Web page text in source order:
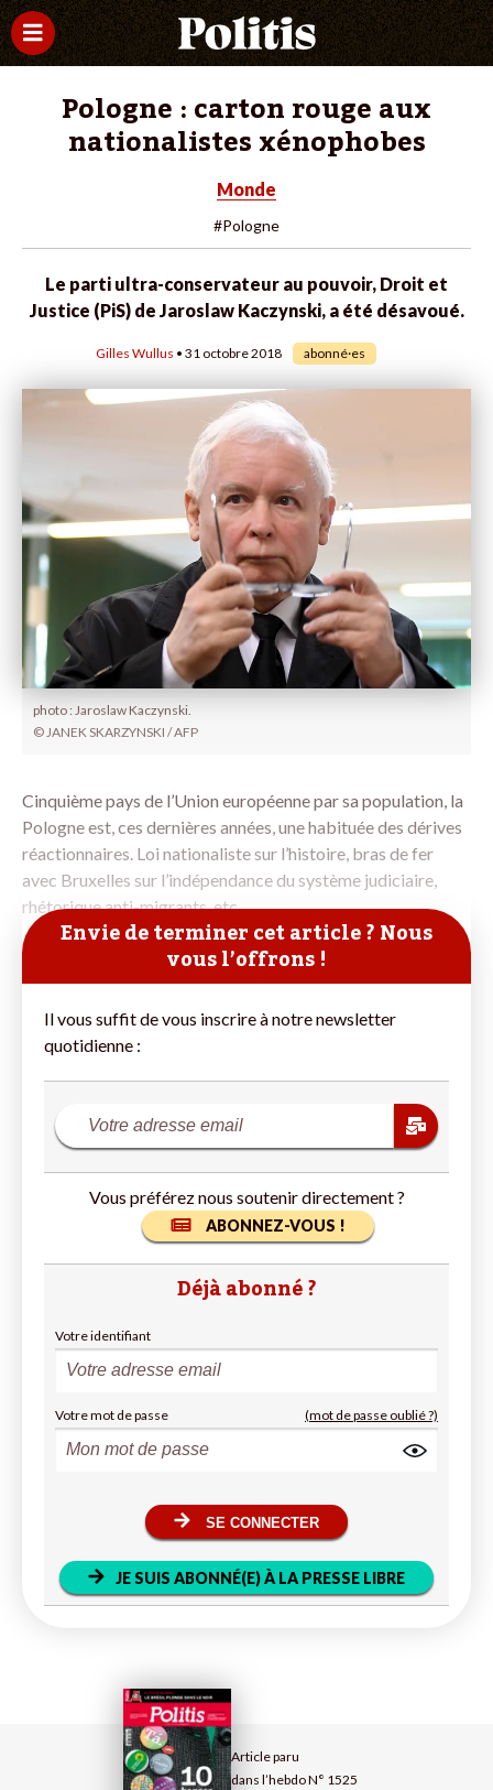
Pologne : carton rouge aux
nationalistes xénophobes
Monde
#Pologne
Le parti ultra-conservateur au pouvoir, Droit et
Justice (PiS) de Jaroslaw Kaczynski, a été désavoué.
Gilles Wullus • 31 octobre 2018 abonné·es
Article paru
dans l’hebdo N° 1525
photo : Jaroslaw Kaczynski.
© JANEK SKARZYNSKI / AFP
Cinquième pays de l’Union européenne par sa population, la
Pologne est, ces dernières années, une habituée des dérives
réactionnaires. Loi nationaliste sur l’histoire, bras de fer
avec Bruxelles sur l’indépendance du système judiciaire,
rhétorique anti-migrants, etc.
Envie de terminer cet article ? Nous
vous l’offrons !
Il vous suffit de vous inscrire à notre newsletter
quotidienne :
Vous préférez nous soutenir directement ?
ABONNEZ-VOUS !
Déjà abonné ?
Votre identifiant
Votre mot de passe (mot de passe oublié ?)
SE CONNECTER
JE SUIS ABONNÉ(E) À LA PRESSE LIBRE